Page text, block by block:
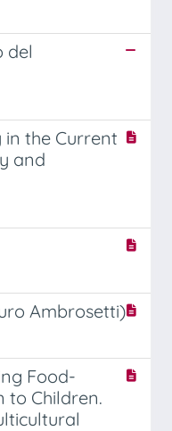
del
in the Current
and
Ambrosetti)
Food-
to Children.